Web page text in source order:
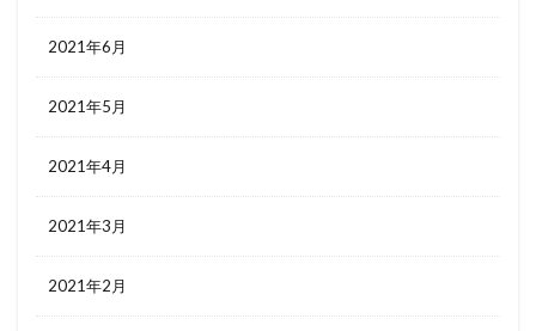
2021年6月
2021年5月
2021年4月
2021年3月
2021年2月